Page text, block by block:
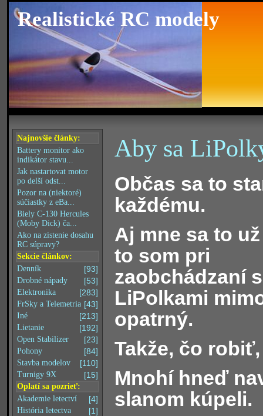
Realistické RC modely
Najnovšie články:
Battery monitor ako
indikátor stavu...
Jak nastartovat motor
po delší odst...
Pozor na (niektoré)
súčiastky z eBa...
Biely C-130 Hercules
(Moby Dick) ča...
Ako na zistenie dosahu
RC súpravy?
Sekcie článkov:
[93]
Denník
[53]
Drobné nápady
[283]
Elektronika
[43]
FrSky a Telemetria
[213]
Iné
[192]
Lietanie
[23]
Open Stabilizer
[84]
Pohony
[110]
Stavba modelov
[15]
Turnigy 9X
Oplatí sa pozrieť:
[4]
Akademie letectví
[1]
História letectva
Aby sa
Občas sa to
každému.
Aj mne sa to
to som pri
zaobchádzaní s
LiPolkami
opatrný.
Takže, čo
Mnohí hneď
slanom kúpeli.